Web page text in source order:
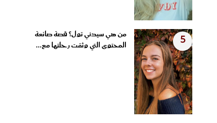
5
من هي سيدني تول؟ قصة صانعة
المحتوى التي وثقت رحلتها مع...